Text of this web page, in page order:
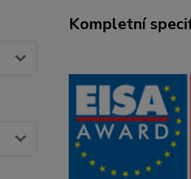
Kompletní